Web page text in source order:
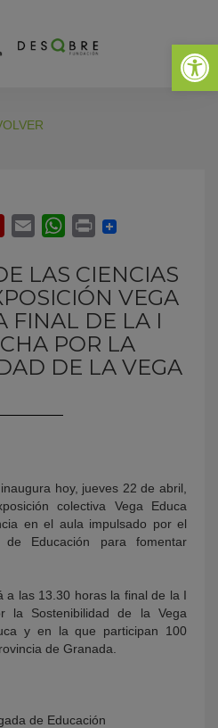
Abrir
LAS CIENCIAS
VEGA
FINAL DE LA I
POR LA
DE LA VEGA
hoy, jueves 22 de abril,
colectiva Vega Educa
en el aula impulsado por el
Educación para fomentar
a las 13.30 horas la final de la I
la Sostenibilidad de la Vega
y en la que participan 100
de Granada.
de Educación